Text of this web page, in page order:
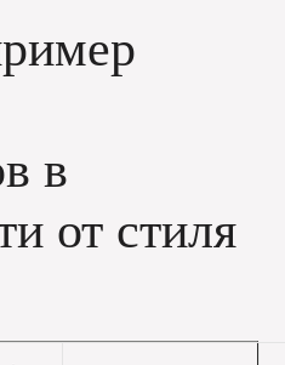
в
от стиля